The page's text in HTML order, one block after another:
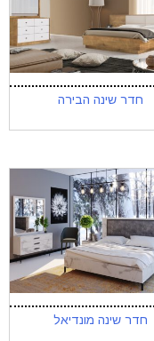
חדר שינה הבירה
חדר שינה מונדיאל